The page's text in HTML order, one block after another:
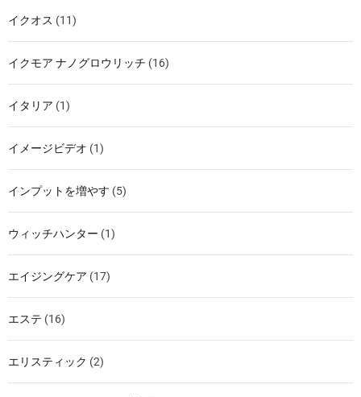
イクオス (11)
イクモア ナノグロウリッチ (16)
イタリア (1)
イメージビデオ (1)
インプットを増やす (5)
ウィッチハンター (1)
エイジングケア (17)
エステ (16)
エリスティック (2)